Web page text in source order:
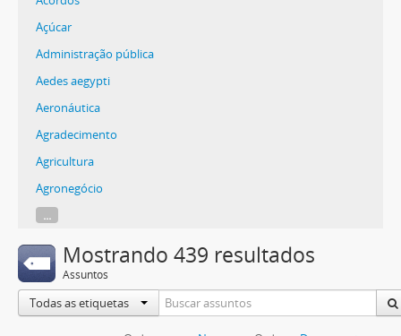
Açúcar
Administração pública
Aedes aegypti
Aeronáutica
Agradecimento
Agricultura
Agronegócio
...
Mostrando 439 resultados
Assuntos
Todas as etiquetas